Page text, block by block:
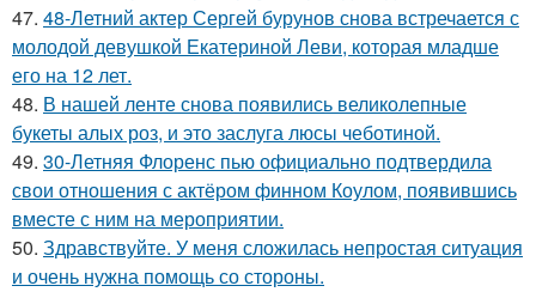
47. 48-Летний актер Сергей бурунов снова встречается с
молодой девушкой Екатериной Леви, которая младше
его на 12 лет.
48. В нашей ленте снова появились великолепные
букеты алых роз, и это заслуга люсы чеботиной.
49. 30-Летняя Флоренс пью официально подтвердила
свои отношения с актёром финном Коулом, появившись
вместе с ним на мероприятии.
50. Здравствуйте. У меня сложилась непростая ситуация
и очень нужна помощь со стороны.